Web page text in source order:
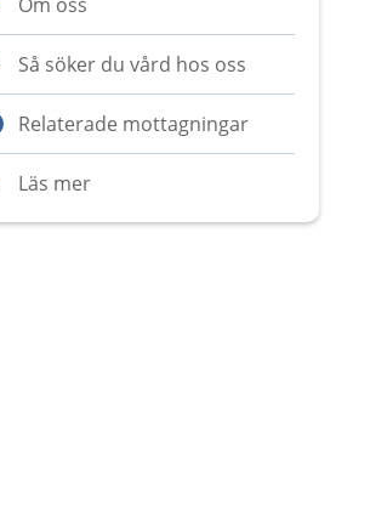
Så söker du vård hos oss
Relaterade mottagningar
Läs mer